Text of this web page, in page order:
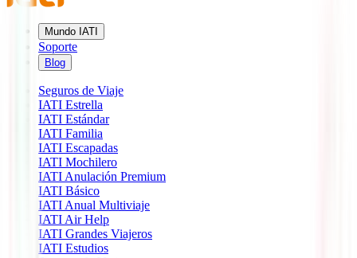
Mundo IATI
Soporte
Blog
Seguros de Viaje
IATI Estrella
IATI Estándar
IATI Familia
IATI Escapadas
IATI Mochilero
IATI Anulación Premium
IATI Básico
IATI Anual Multiviaje
IATI Air Help
IATI Grandes Viajeros
IATI Estudios